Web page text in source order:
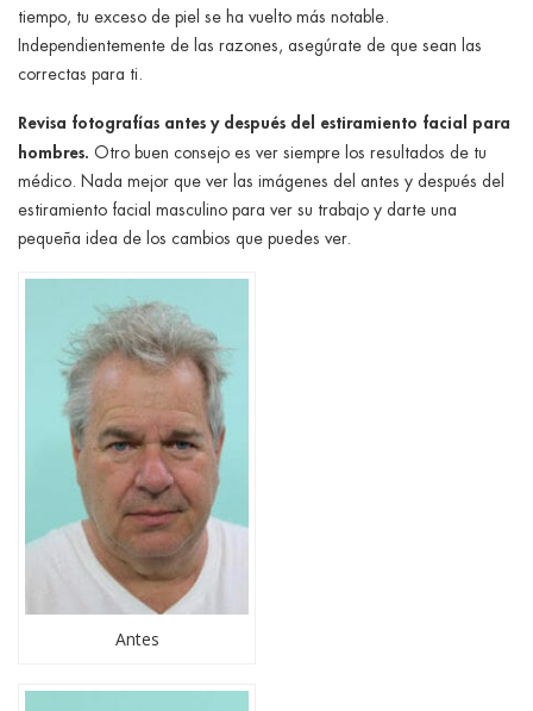
tiempo, tu exceso de piel se ha vuelto más notable.
Independientemente de las razones, asegúrate de que sean las
correctas para ti.
Revisa fotografías antes y después del estiramiento facial para
hombres. Otro buen consejo es ver siempre los resultados de tu
médico. Nada mejor que ver las imágenes del antes y después del
estiramiento facial masculino para ver su trabajo y darte una
pequeña idea de los cambios que puedes ver.
Antes